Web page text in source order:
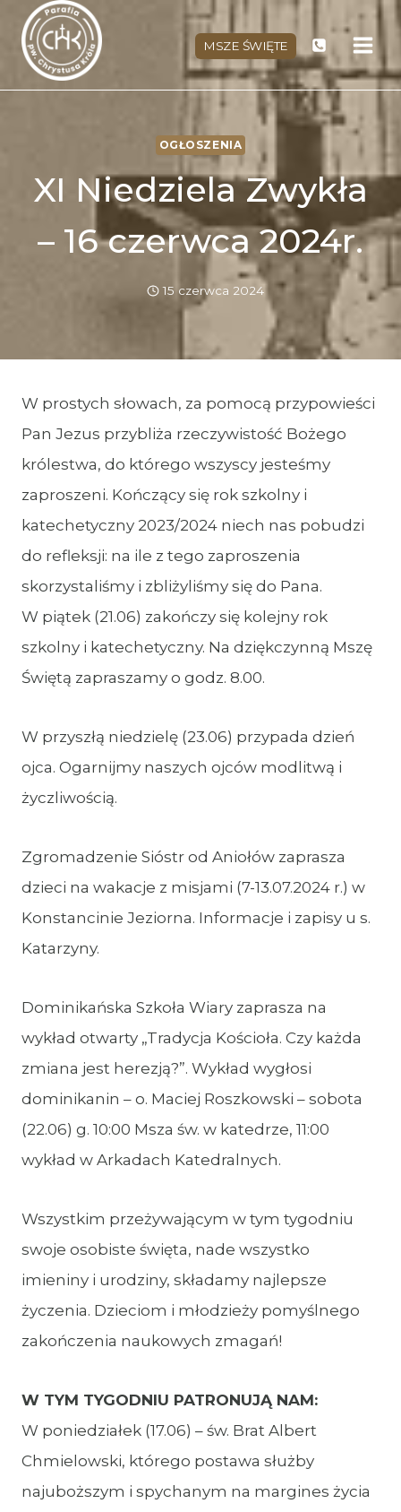
Przejdź
treści
MSZE ŚWIĘTE
OGŁOSZENIA
XI Niedziela Zwykła
– 16 czerwca 2024r.
15 czerwca 2024
W prostych słowach, za pomocą przypowieści
Pan Jezus przybliża rzeczywistość Bożego
królestwa, do którego wszyscy jesteśmy
zaproszeni. Kończący się rok szkolny i
katechetyczny 2023/2024 niech nas pobudzi
do refleksji: na ile z tego zaproszenia
skorzystaliśmy i zbliżyliśmy się do Pana.
W piątek (21.06) zakończy się kolejny rok
szkolny i katechetyczny. Na dziękczynną Mszę
Świętą zapraszamy o godz. 8.00.
W przyszłą niedzielę (23.06) przypada dzień
ojca. Ogarnijmy naszych ojców modlitwą i
życzliwością.
Zgromadzenie Sióstr od Aniołów zaprasza
dzieci na wakacje z misjami (7-13.07.2024 r.) w
Konstancinie Jeziorna. Informacje i zapisy u s.
Katarzyny.
Dominikańska Szkoła Wiary zaprasza na
wykład otwarty „Tradycja Kościoła. Czy każda
zmiana jest herezją?”. Wykład wygłosi
dominikanin – o. Maciej Roszkowski – sobota
(22.06) g. 10:00 Msza św. w katedrze, 11:00
wykład w Arkadach Katedralnych.
Wszystkim przeżywającym w tym tygodniu
swoje osobiste święta, nade wszystko
imieniny i urodziny, składamy najlepsze
życzenia. Dzieciom i młodzieży pomyślnego
zakończenia naukowych zmagań!
W TYM TYGODNIU PATRONUJĄ NAM:
W poniedziałek (17.06) – św. Brat Albert
Chmielowski, którego postawa służby
najuboższym i spychanym na margines życia